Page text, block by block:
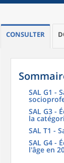
CONSULTER
SAL G1 -
SAL G3 -
la
SAL T1 -
SAL G4 -
l'âge en